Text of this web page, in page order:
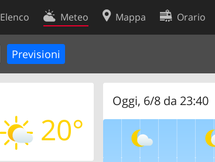
Elenco Meteo Mappa Orario
20°
Oggi, 6/8 da 23:40
Contatti
Condizioni d’uso